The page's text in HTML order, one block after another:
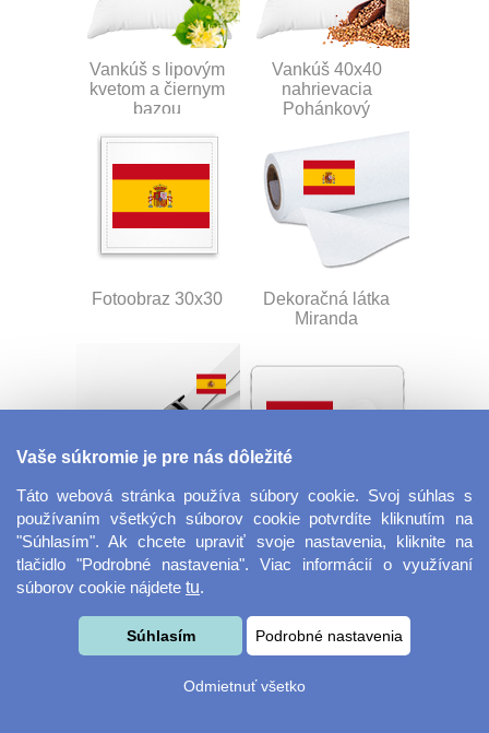
Vankúš s lipovým
kvetom a čiernym
bazou
Vankúš 40x40
nahrievacia
Pohánkový
Fotoobraz 30x30
Dekoračná látka
Miranda
Šnúrka na kľúče s
prackou
Veľká herná
podložka pod myš
Vaše súkromie je pre nás dôležité
Táto webová stránka používa súbory cookie. Svoj súhlas s
používaním všetkých súborov cookie potvrdíte kliknutím na
"Súhlasím". Ak chcete upraviť svoje nastavenia, kliknite na
tlačidlo "Podrobné nastavenia". Viac informácií o využívaní
súborov cookie nájdete tu.
Súhlasím Podrobné nastavenia
Odmietnuť všetko